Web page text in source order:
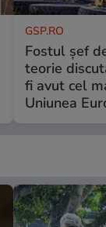
GSP.RO
Fostul șef
teorie
fi avut cel
Uniunea